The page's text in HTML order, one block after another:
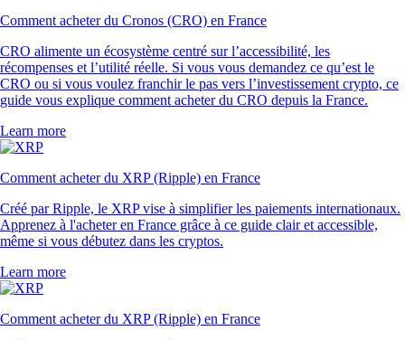
Comment acheter du Cronos (CRO) en France
CRO alimente un écosystème centré sur l’accessibilité, les
récompenses et l’utilité réelle. Si vous vous demandez ce qu’est le
CRO ou si vous voulez franchir le pas vers l’investissement crypto, ce
guide vous explique comment acheter du CRO depuis la France.
Learn more
Comment acheter du XRP (Ripple) en France
Créé par Ripple, le XRP vise à simplifier les paiements internationaux.
Apprenez à l'acheter en France grâce à ce guide clair et accessible,
même si vous débutez dans les cryptos.
Learn more
Comment acheter du XRP (Ripple) en France